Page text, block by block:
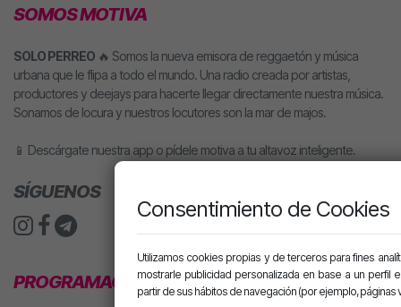
SOMOS MOTIVA
SOLO PERREO 🔥 Somos la nueva emisora de reggaetón y música
urbana que le flipa a todo el mundo. Una radio creada por artistas,
productores y deejays para hacerte llegar directamente nuestra música.
Sonamos de locura y nuestros locutores son la mar de majos.
📱 Descárgate nuestra app o pídele motiva a tu altavoz inteligente.
SÍGUENOS
PROGRAMACIÓN
Consentimiento de Cookies
Utilizamos cookies propias y de terceros para fines
mostrarle publicidad personalizada en base a un perfil
partir de sus hábitos de navegación (por ejemplo, páginas